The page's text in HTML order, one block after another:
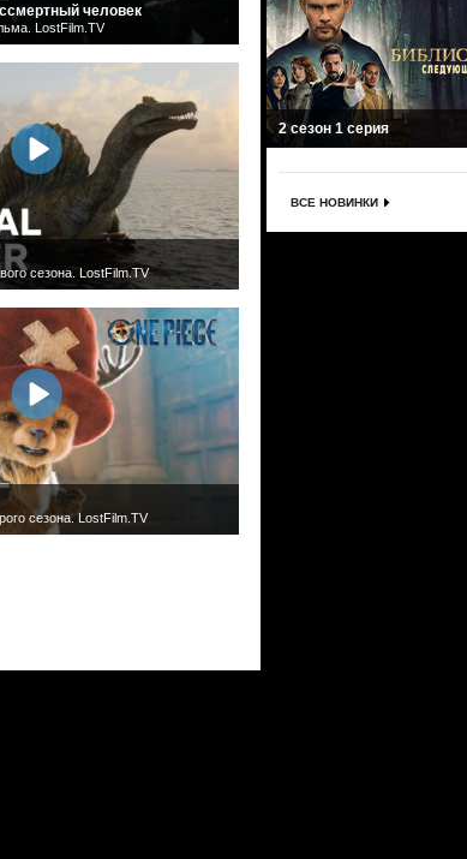
человек
LostFilm.TV
сезона. LostFilm.TV
сезона. LostFilm.TV
2 сезон 1 серия
ВСЕ НОВИНКИ